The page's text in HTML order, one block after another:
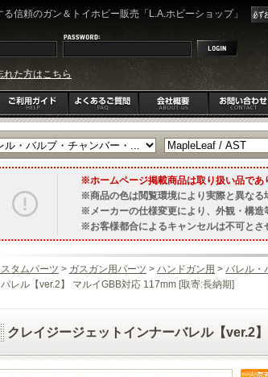
る信頼のガン＆トイホビー販売「L.A.ホビーショップ」
れた方はこちら
ホームページ掲載商品は取り扱い品であ
商品の色は閲覧環境により実際と異なる
メーカーの仕様変更により、外観・構造
お客様都合によるキャンセルは不可とさ
タムパーツ > ガスガン用パーツ > ハンドガン用 > バレル・
レル【ver.2】 マルイGBB対応 117mm [取寄:長納期]
クレイジージェットインナーバレル【ver.2